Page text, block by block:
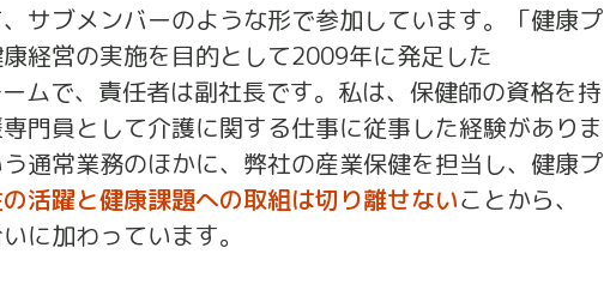
サブメンバーのような形で参加しています。「健康プ
経営の実施を目的として2009年に発足した
で、責任者は副社長です。私は、保健師の資格を持
門員として介護に関する仕事に従事した経験がありま
通常業務のほかに、弊社の産業保健を担当し、健康プ
活躍と健康課題への取組は切り離せないことから、
に加わっています。